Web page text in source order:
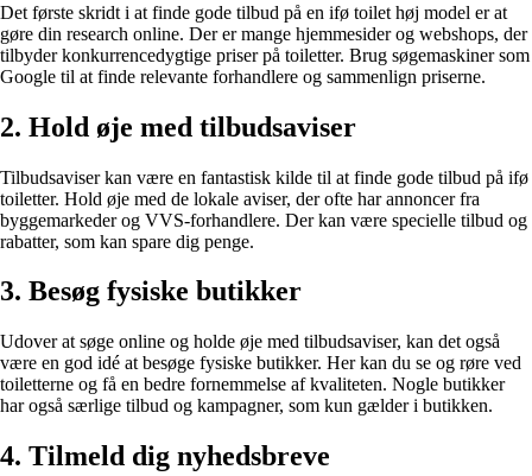
Det første skridt i at finde gode tilbud på en ifø toilet høj model er at
gøre din research online. Der er mange hjemmesider og webshops, der
tilbyder konkurrencedygtige priser på toiletter. Brug søgemaskiner som
Google til at finde relevante forhandlere og sammenlign priserne.
2. Hold øje med tilbudsaviser
Tilbudsaviser kan være en fantastisk kilde til at finde gode tilbud på ifø
toiletter. Hold øje med de lokale aviser, der ofte har annoncer fra
byggemarkeder og VVS-forhandlere. Der kan være specielle tilbud og
rabatter, som kan spare dig penge.
3. Besøg fysiske butikker
Udover at søge online og holde øje med tilbudsaviser, kan det også
være en god idé at besøge fysiske butikker. Her kan du se og røre ved
toiletterne og få en bedre fornemmelse af kvaliteten. Nogle butikker
har også særlige tilbud og kampagner, som kun gælder i butikken.
4. Tilmeld dig nyhedsbreve